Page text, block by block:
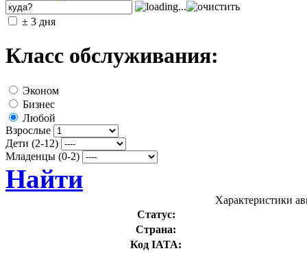
± 3 дня
Класс обслуживания:
Эконом
Бизнес
Любой
Взрослые
Дети (2-12)
Младенцы (0-2)
Найти
Характеристики
Статус:
Страна:
Код IATA: